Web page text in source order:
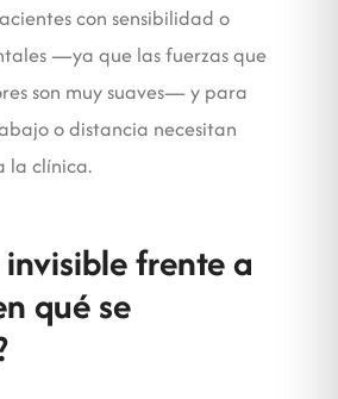
con sensibilidad o
—ya que las fuerzas que
son muy suaves— y para
o distancia necesitan
la clínica.
frente a
qué se